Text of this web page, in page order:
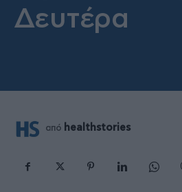
Δευτέρα
από healthstories